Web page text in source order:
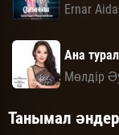
Ernar
Ана
Мөлдір
Танымал әндер